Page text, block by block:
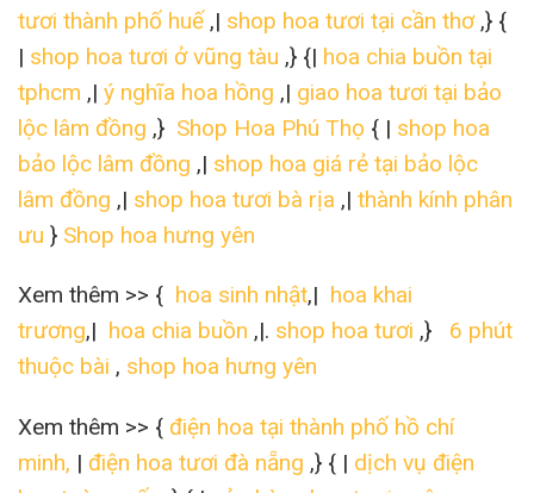
tươi thành phố huế,| shop hoa tươi tại cần thơ,} {
| shop hoa tươi ở vũng tàu ,} {| hoa chia buồn tại
tphcm ,| ý nghĩa hoa hồng ,| giao hoa tươi tại bảo
lộc lâm đồng ,} Shop Hoa Phú Thọ { | shop hoa
bảo lộc lâm đồng ,| shop hoa giá rẻ tại bảo lộc
lâm đồng ,| shop hoa tươi bà rịa ,| thành kính phân
ưu } Shop hoa hưng yên
Xem thêm >> { hoa sinh nhật,| hoa khai
trương,| hoa chia buồn ,|. shop hoa tươi ,}
6 phút
thuộc bài , shop hoa hưng yên
Xem thêm >> { điện hoa tại thành phố hồ chí
minh, | điện hoa tươi đà nẵng ,} { | dịch vụ điện